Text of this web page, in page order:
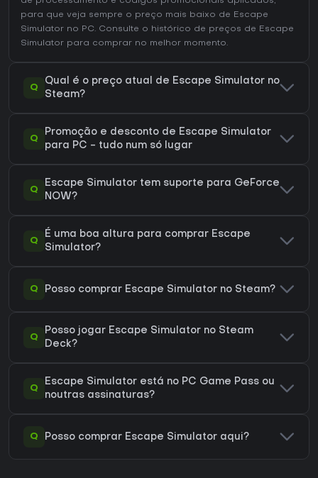
para que veja sempre o preço mais baixo de Escape
Simulator no PC. Consulte o histórico de preços de Escape
Simulator para comprar no melhor momento.
Q
Qual é o preço atual de Escape Simulator no
Steam?
Q
Promoção e desconto de Escape Simulator
para PC - tudo num só lugar
Q
Escape Simulator tem suporte para GeForce
NOW?
Q
É uma boa altura para comprar Escape
Simulator?
Q Posso comprar Escape Simulator no Steam?
Q
Posso jogar Escape Simulator no Steam
Deck?
Q
Escape Simulator está no PC Game Pass ou
noutras assinaturas?
Q Posso comprar Escape Simulator aqui?